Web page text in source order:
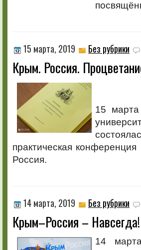
15 марта, 2019 Без рубрики
Крым. Россия.
15
практическая
Россия.
14 марта, 2019 Без рубрики
Крым–Россия – Навсегда!
14